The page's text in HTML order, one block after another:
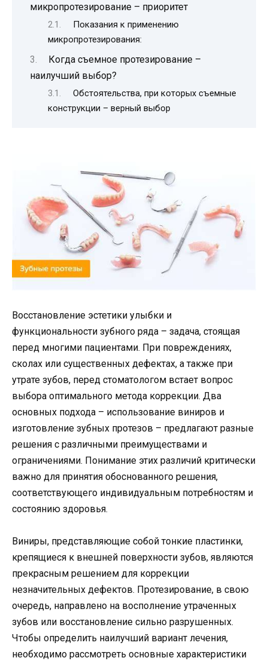
микропротезирование – приоритет
Показания к применению
микропротезирования:
Когда съемное протезирование –
наилучший выбор?
Обстоятельства, при которых съемные
конструкции – верный выбор
Восстановление эстетики улыбки и
функциональности зубного ряда – задача, стоящая
перед многими пациентами. При повреждениях,
сколах или существенных дефектах, а также при
утрате зубов, перед стоматологом встает вопрос
выбора оптимального метода коррекции. Два
основных подхода – использование виниров и
изготовление зубных протезов – предлагают разные
решения с различными преимуществами и
ограничениями. Понимание этих различий критически
важно для принятия обоснованного решения,
соответствующего индивидуальным потребностям и
состоянию здоровья.
Виниры, представляющие собой тонкие пластинки,
крепящиеся к внешней поверхности зубов, являются
прекрасным решением для коррекции
незначительных дефектов. Протезирование, в свою
очередь, направлено на восполнение утраченных
зубов или восстановление сильно разрушенных.
Чтобы определить наилучший вариант лечения,
необходимо рассмотреть основные характеристики